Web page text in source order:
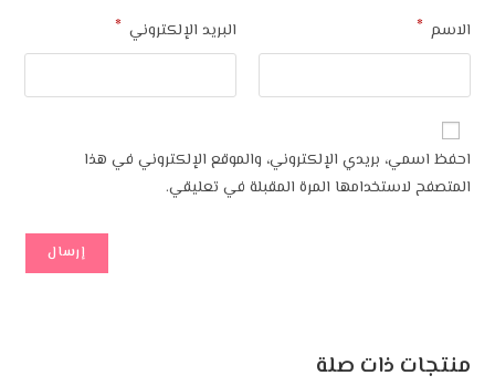
الاسم * البريد الإلكتروني *
احفظ اسمي، بريدي الإلكتروني، والموقع الإلكتروني في هذا
المتصفح لاستخدامها المرة المقبلة في تعليقي.
منتجات ذات صلة